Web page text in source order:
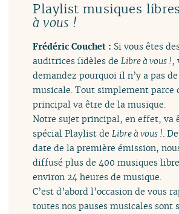
Playlist musiques
à vous !
Frédéric Couchet : Si vous êtes
auditrices fidèles deLibre à vous !,
demandez pourquoi il n’y a pas
musicale. Tout simplement parce
principal va être de la musique.
Notre sujet principal, en effet, va
spécial Playlist deLibre à vous !.
date de la première émission,
diffusé plus de 400 musiques
environ 24 heures de musique.
C’est d’abord l’occasion de vous
toutes nos pauses musicales sont